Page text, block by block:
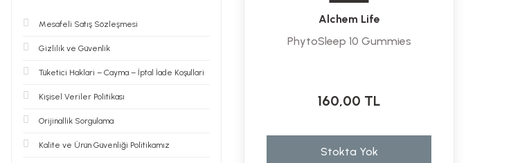
Mesafeli Satış Sözleşmesi
Gizlilik ve Güvenlik
Tüketici Haklari – Cayma – İptal İade Koşullari
Kişisel Veriler Politikası
Orijinallik Sorgulama
Kalite ve Ürün Güvenliği Politikamız
Alchem Life
PhytoSleep 10 Gummies
160,00 TL
Stokta Yok